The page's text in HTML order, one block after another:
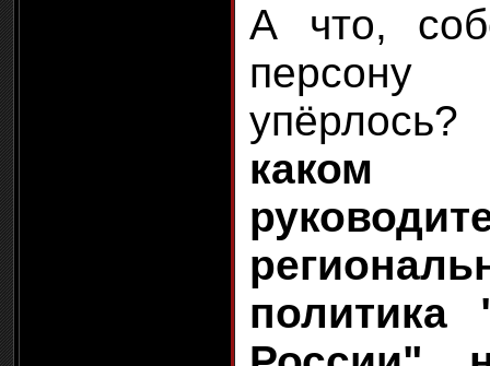
А что,
политика